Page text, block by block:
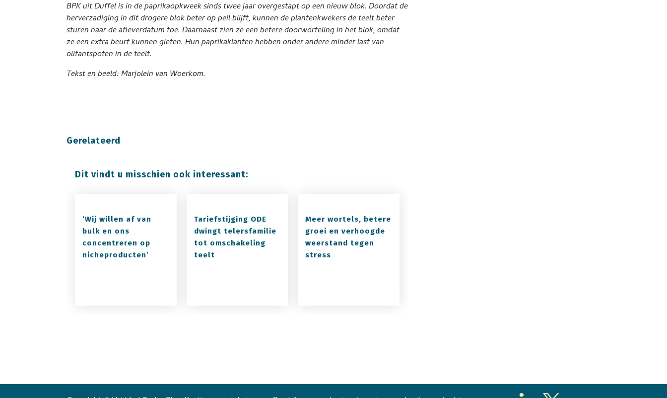
BPK uit Duffel is in de paprikaopkweek sinds twee jaar overgestapt op een nieuw blok. Doordat de
herverzadiging in dit drogere blok beter op peil blijft, kunnen de plantenkwekers de teelt beter
sturen naar de afleverdatum toe. Daarnaast zien ze een betere doorworteling in het blok, omdat
ze een extra beurt kunnen gieten. Hun paprikaklanten hebben onder andere minder last van
olifantspoten in de teelt.
Tekst en beeld: Marjolein van Woerkom.
Gerelateerd
Dit vindt u misschien ook interessant:
‘Wij willen af van
bulk en ons
concentreren op
nicheproducten’
Tariefstijging ODE
dwingt telersfamilie
tot omschakeling
teelt
Meer wortels, betere
groei en verhoogde
weerstand tegen
stress